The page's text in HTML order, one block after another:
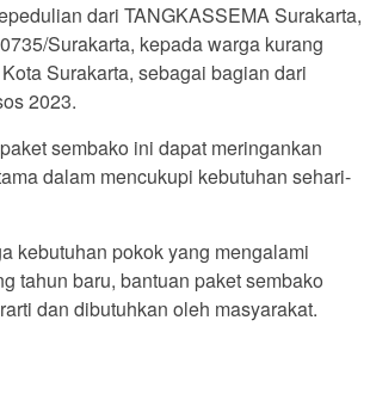
dari TANGKASSEMA Surakarta,
Surakarta, kepada warga kurang
Surakarta, sebagai bagian dari
2023.
sembako ini dapat meringankan
dalam mencukupi kebutuhan sehari-
kebutuhan pokok yang mengalami
tahun baru, bantuan paket sembako
dan dibutuhkan oleh masyarakat.